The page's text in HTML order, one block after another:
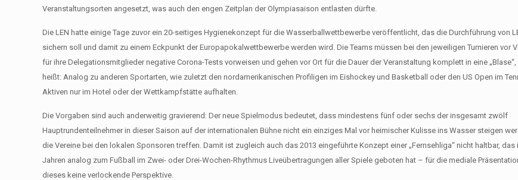
Veranstaltungsorten angesetzt, was auch den engen Zeitplan der Olympiasaison entlasten dürfte.
Die LEN hatte einige Tage zuvor ein 20-seitiges Hygienekonzept für die Wasserballwettbewerbe veröffentlicht, das die Durchführung von
sichern soll und damit zu einem Eckpunkt der Europapokalwettbewerbe werden wird. Die Teams müssen bei den jeweiligen Turnieren vor
für ihre Delegationsmitglieder negative Corona-Tests vorweisen und gehen vor Ort für die Dauer der Veranstaltung komplett in eine
heißt: Analog zu anderen Sportarten, wie zuletzt den nordamerikanischen Profiligen im Eishockey und Basketball oder den US Open im
Aktiven nur im Hotel oder der Wettkampfstätte aufhalten.
Die Vorgaben sind auch anderweitig gravierend: Der neue Spielmodus bedeutet, dass mindestens fünf oder sechs der insgesamt zwölf
Hauptrundenteilnehmer in dieser Saison auf der internationalen Bühne nicht ein einziges Mal vor heimischer Kulisse ins Wasser steigen
die Vereine bei den lokalen Sponsoren treffen. Damit ist zugleich auch das 2013 eingeführte Konzept einer „Fernsehliga“ nicht haltbar, das
Jahren analog zum Fußball im Zwei- oder Drei-Wochen-Rhythmus Liveübertragungen aller Spiele geboten hat – für die mediale
dieses keine verlockende Perspektive.